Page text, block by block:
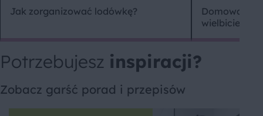
Jak zorganizować lodówkę?
Domowa
wielbicieli
Potrzebujesz inspiracji?
Zobacz garść porad i przepisów